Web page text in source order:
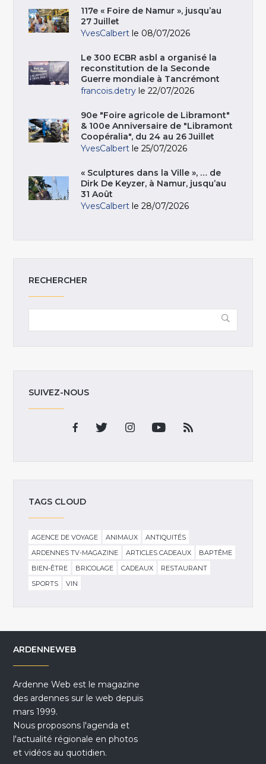
117e « Foire de Namur », jusqu’au
27 Juillet
YvesCalbert le 08/07/2026
Le 300 ECBR asbl a organisé la
reconstitution de la Seconde
Guerre mondiale à Tancrémont
francois.detry le 22/07/2026
90e "Foire agricole de Libramont"
& 100e Anniversaire de "Libramont
Coopéralia", du 24 au 26 Juillet
YvesCalbert le 25/07/2026
« Sculptures dans la Ville », … de
Dirk De Keyzer, à Namur, jusqu’au
31 Août
YvesCalbert le 28/07/2026
RECHERCHER
SUIVEZ-NOUS
TAGS CLOUD
AGENCE DE VOYAGE ANIMAUX
ANTIQUITÉS
ARDENNES TV-MAGAZINE
ARTICLES CADEAUX
BAPTÊME
BIEN-ÊTRE
BRICOLAGE CADEAUX
RESTAURANT
SPORTS
VIN
ARDENNEWEB
Ardenne Web est le magazine
des ardennes sur le web depuis
mars 1999.
Nous proposons l'agenda et
l'actualité régionale en photos
et vidéos au quotidien.